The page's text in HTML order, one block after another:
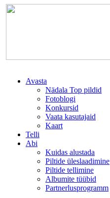
Avasta
Nädala Top pildid
Fotoblogi
Konkursid
Vaata kasutajaid
Kaart
Telli
Abi
Kuidas alustada
Piltide üleslaadimine
Piltide tellimine
Albumite tüübid
Partnerlusprogramm